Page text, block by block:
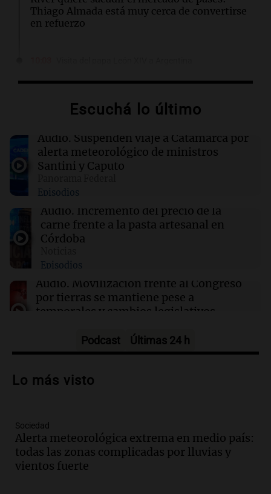
Thiago Almada está muy cerca de convertirse
en refuerzo
León XIV: "Es momento de gracia y de
10:03 Tecnología
Google Maps se transforma: ahora permite
pedir comida y reservar hoteles
09:54 Fútbol
Inoxidable: Messi marcó un doblete con Inter
Miami y sumó un nuevo récord después del
Mundial
09:51 Sociedad
Testigos clave declaran en el juicio por la
desaparición de Loan Danilo Peña
Escuchá lo último
Audio. Suspenden viaje a Catamarca por
alerta meteorológico de ministros
Santini y Caputo
Episodios
Audio. Incremento del precio de la
carne frente a la pasta artesanal en
Córdoba
Episodios
Audio. Movilización frente al Congreso
por tierras se mantiene pese a
temporales y cambios legislativos
Audio.Monseñor Raúl Pizarro Travers es
Conferencia Episcopal Argentina.
Audio.
suministro eléctrico en la zona AMBA
por intensas lluvias
Panorama Federal
Podcast Últimas 24 h
Lo más visto
Sociedad
Alerta meteorológica extrema en medio país:
todas las zonas complicadas por lluvias y
vientos fuerte